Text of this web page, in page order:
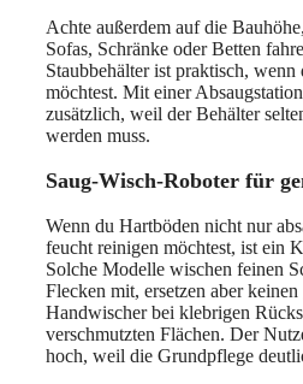
Achte außerdem auf die
Sofas, Schränke oder Betten
Staubbehälter ist praktisch, wenn
möchtest. Mit einer
zusätzlich, weil der Behälter
werden muss.
Saug-Wisch-Roboter für
Wenn du Hartböden nicht nur
feucht reinigen möchtest, ist ein
Solche Modelle wischen feinen
Flecken mit, ersetzen aber
Handwischer bei klebrigen
verschmutzten Flächen. Der
hoch, weil die Grundpflege